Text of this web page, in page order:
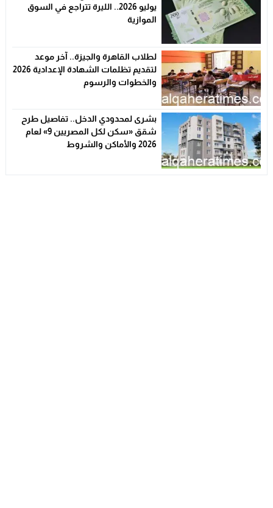
يوليو 2026.. الليرة تتراجع في السوق
الموازية
لطلاب القاهرة والجيزة.. آخر موعد
لتقديم تظلمات الشهادة الإعدادية 2026
والخطوات والرسوم
بشرى لمحدودي الدخل.. تفاصيل طرح
شقق «سكن لكل المصريين 9» لعام
2026 والأماكن والشروط